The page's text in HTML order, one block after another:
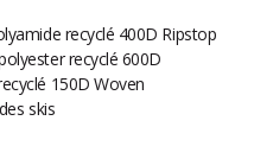
recyclé 400D Ripstop
recyclé 600D
150D Woven
skis